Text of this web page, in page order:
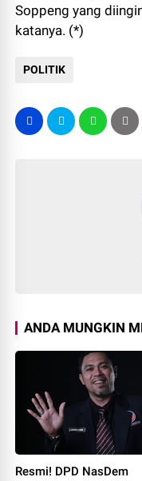
Soppeng yang
katanya. (*)
POLITIK
ANDA MUNGKIN
Resmi! DPD NasDem